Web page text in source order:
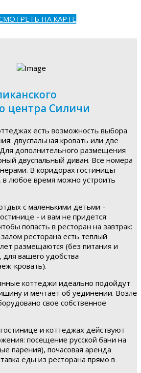
НА КАРТЕ
центра Силичи
есть возможность выбора
двуспальная кровать или две
дополнительного размещения
двуспальный диван. Все номера
В коридорах гостиницы
в любое время можно устроить
с маленькими детьми -
- и вам не придется
попасть в ресторан на завтрак:
ресторана есть теплый
размещаются (без питания и
для вашего удобства
кровать).
коттеджи идеально подойдут
и мечтает об уединении. Возле
свое собственное
и коттеджах действуют
посещение русской бани на
парения), почасовая аренда
еды из ресторана прямо в